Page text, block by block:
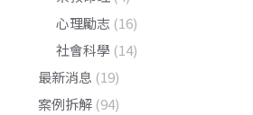
心理勵志 (16)
社會科學 (14)
最新消息 (19)
案例拆解 (94)